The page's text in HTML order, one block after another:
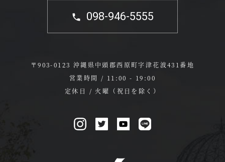
098-946-5555
〒903-0123 沖縄県中頭郡西原町字津花波431番地
営業時間 / 11:00 - 19:00
定休日 / 火曜（祝日を除く）